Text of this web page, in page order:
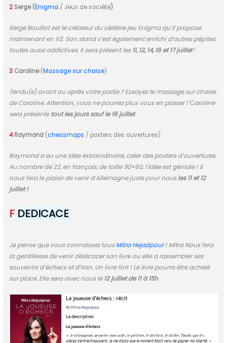
2 Serge (Enigma / Jeux de société)
Serge Bouillot est le créateur du célèbre jeu Enigma qu’il propose
maintenant en V2. Son stand s’est également enrichi d’autres pépites
toutes aussi addictives. Il sera présent les11, 12, 14, 16 et 17 juillet!
3 Caroline(Massage sur chaise)
Tendu(e) avant ou après votre partie ? Essayez le massage sur chaise
de Caroline. Attention, vous ne pourrez plus vous en passer ! Caroline
sera présentetout les jours sauf le 16 juillet
4Raymond (chessmaps / posters des ouvertures)
Raymond a eu une idée extraordinaire, créer des posters d’ouvertures.
Au nombre de 22, en français, de taille 90×60, l’idée est géniale ! Il
nous fera le plaisir de venir d’Allemagne juste pour nousles 11 et 12
juillet !
F DEDICACE
Je pense que vous connaissez tousMitra Hejazipour! Mitra Nous fera
la gentillesse de venir dédicacer son livre ou elle a rassembler ses
souvenirs d’échecs et d’Iran. Un livre fort ! Le livre pourra être acheté
sur place. Elle sera avec nous le12 juillet de 11 à 15h